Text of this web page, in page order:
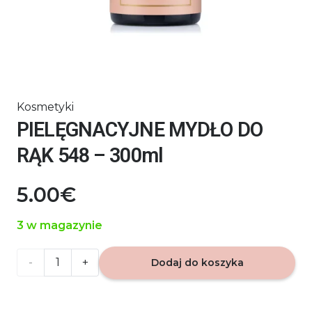
Kosmetyki
PIELĘGNACYJNE MYDŁO DO
RĄK 548 – 300ml
5.00€
3 w magazynie
ilość Dodaj do koszyka